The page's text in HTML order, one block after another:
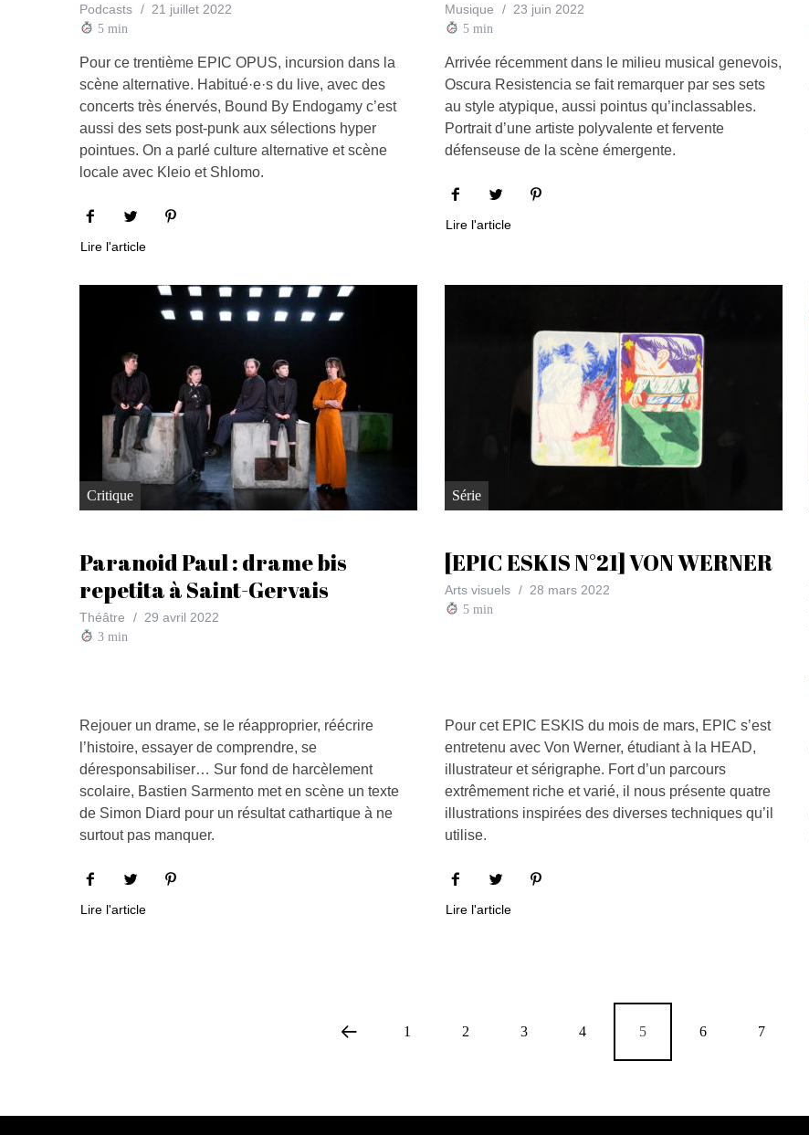
Podcasts 21 juillet 2022
5 min
Pour ce trentième EPIC OPUS, incursion dans la
scène alternative. Habitué·e·s du live, avec des
concerts très énervés, Bound By Endogamy c’est
aussi des sets post-punk aux sélections hyper
pointues. On a parlé culture alternative et scène
locale avec Kleio et Shlomo.
Lire l'article
Musique 23 juin 2022
5 min
Arrivée récemment dans le milieu musical genevois,
Oscura Resistencia se fait remarquer par ses sets
au style atypique, aussi pointus qu’inclassables.
Portrait d’une artiste polyvalente et fervente
défenseuse de la scène émergente.
Lire l'article
Critique
Paranoid Paul : drame bis
repetita à Saint-Gervais
Théâtre 29 avril 2022
3 min
Rejouer un drame, se le réapproprier, réécrire
l’histoire, essayer de comprendre, se
déresponsabiliser… Sur fond de harcèlement
scolaire, Bastien Sarmento met en scène un texte
de Simon Diard pour un résultat cathartique à ne
surtout pas manquer.
Lire l'article
Série
[EPIC ESKIS N°21] VON WERNER
Arts visuels 28 mars 2022
5 min
Pour cet EPIC ESKIS du mois de mars, EPIC s’est
entretenu avec Von Werner, étudiant à la HEAD,
illustrateur et sérigraphe. Fort d’un parcours
extrêmement riche et varié, il nous présente quatre
illustrations inspirées des diverses techniques qu’il
utilise.
Lire l'article
1 2 3 4 5 6 7